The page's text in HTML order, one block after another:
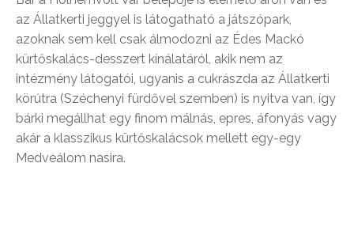
az Állatkerti jeggyel is látogatható a játszópark,
azoknak sem kell csak álmodozni az Édes Mackó
kürtőskalács-desszert kínálatáról, akik nem az
intézmény látogatói, ugyanis a cukrászda az Állatkerti
körútra (Széchenyi fürdővel szemben) is nyitva van, így
bárki megállhat egy finom málnás, epres, áfonyás vagy
akár a klasszikus kürtőskalácsok mellett egy-egy
Medveálom nasira.